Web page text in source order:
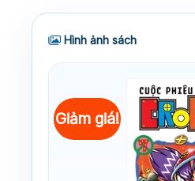
Hình ảnh sách
Giảm giá!